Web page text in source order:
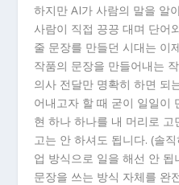
하지만 AI가 사람의 말을 알
사람이 직접 끙끙 대며 단어
줄 문장를 만들던 시대는 이
작품의 문장을 만들어내는
의사 전달만 명확히 하면 되
어내고자 할 때 굳이 일일이
현 하나 하나를 내 머리로 고
고는 안 하셔도 됩니다. (솔
업 방식으로 일을 해선 안 됩
문장을 쓰는 방식 자체를 완